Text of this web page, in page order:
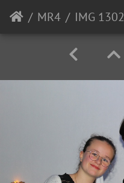
MR4 IMG 1302